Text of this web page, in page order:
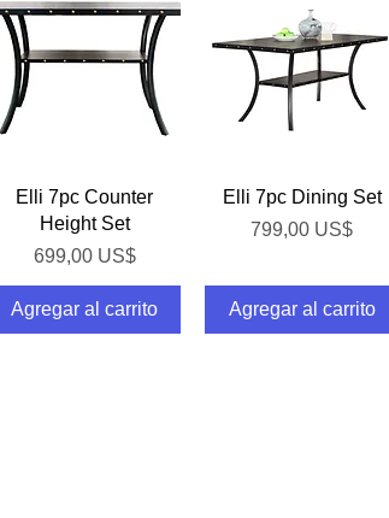
Vista rápida
Elli 7pc Counter
Height Set
Precio
699,00 US$
Agregar al carrito
Vista rápida
Elli 7pc Dining Set
Precio
799,00 US$
Agregar al carrito